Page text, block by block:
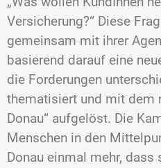
Versicherung?“ Diese
gemeinsam mit ihrer
basierend darauf eine
die Forderungen
thematisiert und mit dem
Donau“ aufgelöst. Die
Menschen in den
Donau einmal mehr,